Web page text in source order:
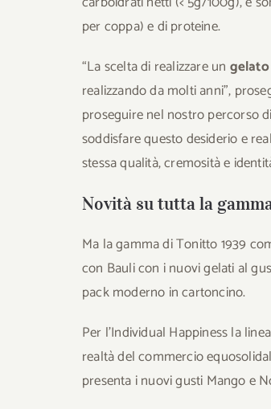
per coppa) e di proteine.
“La scelta di realizzare un
realizzando da molti anni”,
proseguire nel nostro percorso
soddisfare questo desiderio e
stessa qualità, cremosità e
Novità su tutta la
Ma la gamma di Tonitto 1939
con Bauli con i nuovi gelati al
pack moderno in cartoncino.
Per l’Individual Happiness la
realtà del commercio
presenta i nuovi gusti Mango e